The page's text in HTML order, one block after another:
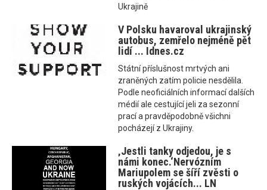
Ukrajině
V Polsku havaroval ukrajinský
autobus, zemřelo nejméně pět
lidí ... Idnes.cz
Státní příslušnost mrtvých ani
zraněných zatím policie nesdělila.
Podle neoficiálních informací dalších
médií ale cestující jeli za sezonní
prací a pravděpodobně všichni
pocházejí z Ukrajiny.
‚Jestli tanky odjedou, je s
námi konec.‘Nervózním
Mariupolem se šíří zvěsti o
ruských vojácích... LN